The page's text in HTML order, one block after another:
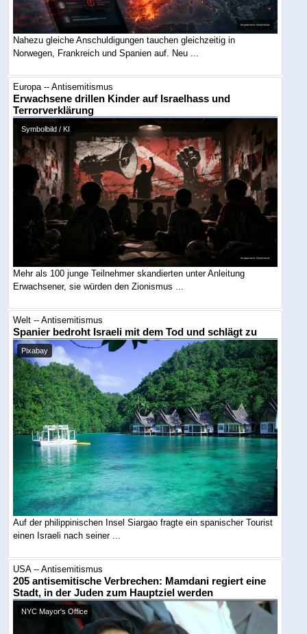
Nahezu gleiche Anschuldigungen tauchen gleichzeitig in
Norwegen, Frankreich und Spanien auf. Neu ...
Europa -- Antisemitismus
Erwachsene drillen Kinder auf Israelhass und
Terrorverklärung
Symbolbild / KI
Mehr als 100 junge Teilnehmer skandierten unter Anleitung
Erwachsener, sie würden den Zionismus ...
Welt -- Antisemitismus
Spanier bedroht Israeli mit dem Tod und schlägt zu
Pixabay
Auf der philippinischen Insel Siargao fragte ein spanischer Tourist
einen Israeli nach seiner ...
USA -- Antisemitismus
205 antisemitische Verbrechen: Mamdani regiert eine
Stadt, in der Juden zum Hauptziel werden
NYC Mayor's Office